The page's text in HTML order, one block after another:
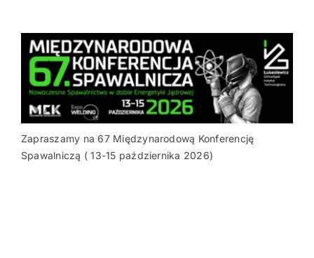
Zapraszamy na 67 Międzynarodową Konferencję
Spawalniczą ( 13-15 października 2026)